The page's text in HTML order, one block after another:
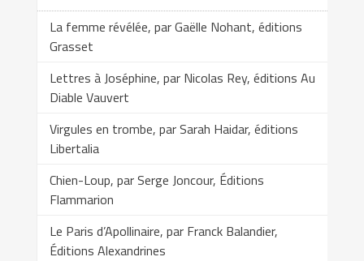
La femme révélée, par Gaëlle Nohant, éditions
Grasset
Lettres à Joséphine, par Nicolas Rey, éditions Au
Diable Vauvert
Virgules en trombe, par Sarah Haidar, éditions
Libertalia
Chien-Loup, par Serge Joncour, Éditions
Flammarion
Le Paris d’Apollinaire, par Franck Balandier,
Éditions Alexandrines